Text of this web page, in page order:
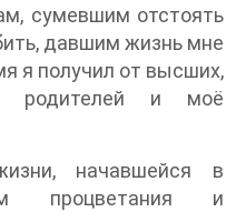
сумевшим отстоять
давшим жизнь мне
я получил от высших,
родителей и моё
начавшейся в
процветания и